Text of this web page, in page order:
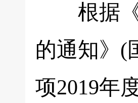
根据《
的通知》(
项2019年